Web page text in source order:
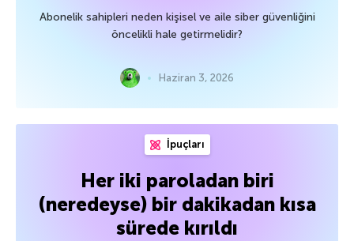
Abonelik sahipleri neden kişisel ve aile siber güvenliğini
öncelikli hale getirmelidir?
Haziran 3, 2026
İpuçları
Her iki paroladan biri
(neredeyse) bir dakikadan kısa
sürede kırıldı